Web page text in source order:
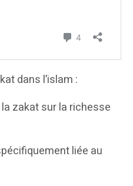
dans l’islam :
zakat sur la richesse
liée au